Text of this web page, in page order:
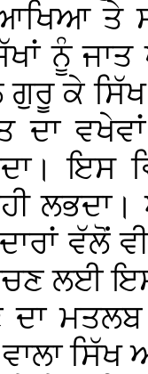
ਤੇ
ਨੂੰ
ਕੇ ਸਿੱਖ
ਦਾ
ਇਸ
ਵੱਲੋਂ
ਲਈ
ਦਾ
ਸਿੱਖ